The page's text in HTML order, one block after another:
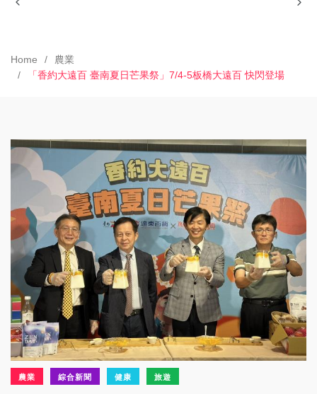
Home
農業
「香約大遠百 臺南夏日芒果祭」7/4-5板橋大遠百 快閃登場
農業 綜合新聞 健康 旅遊